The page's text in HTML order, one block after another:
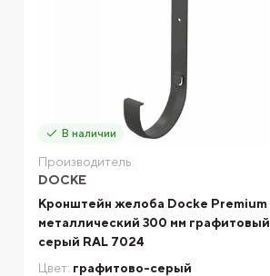
В наличии
Производитель:
DOCKE
Кронштейн желоба Docke Premium
металлический 300 мм графитовый
серый RAL 7024
Цвет: графитово-серый